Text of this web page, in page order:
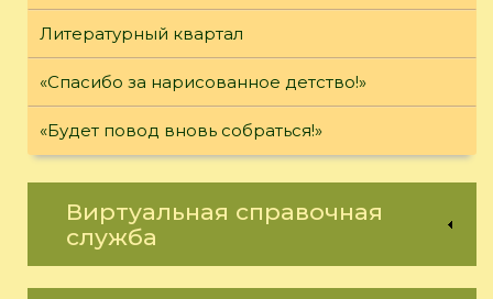
Литературный квартал
«Спасибо за нарисованное детство!»
«Будет повод вновь собраться!»
Виртуальная справочная
служба